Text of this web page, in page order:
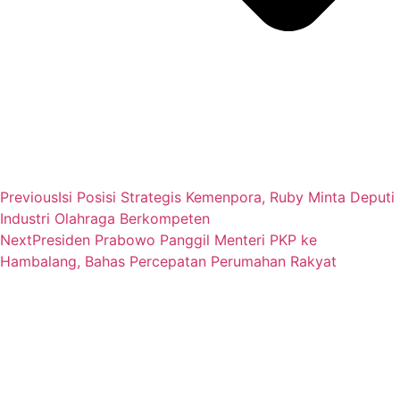
PreviousIsi Posisi Strategis Kemenpora, Ruby Minta Deputi
Industri Olahraga Berkompeten
NextPresiden Prabowo Panggil Menteri PKP ke
Hambalang, Bahas Percepatan Perumahan Rakyat